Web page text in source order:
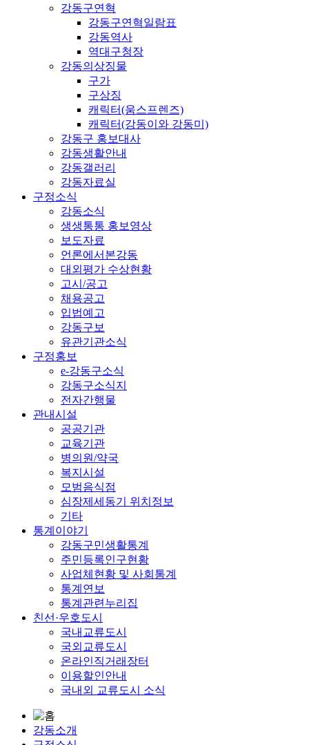
강동구연혁
강동구연혁일람표
강동역사
역대구청장
강동의상징물
구가
구상징
캐릭터(움스프렌즈)
캐릭터(강동이와 강동미)
강동구 홍보대사
강동생활안내
강동갤러리
강동자료실
구정소식
강동소식
생생통통 홍보영상
보도자료
언론에서본강동
대외평가 수상현황
고시/공고
채용공고
입법예고
강동구보
유관기관소식
구정홍보
e-강동구소식
강동구소식지
전자간행물
관내시설
공공기관
교육기관
병의원/약국
복지시설
모범음식점
심장제세동기 위치정보
기타
통계이야기
강동구민생활통계
주민등록인구현황
사업체현황 및 사회통계
통계연보
통계관련누리집
친선·우호도시
국내교류도시
국외교류도시
온라인직거래장터
이용할인안내
국내외 교류도시 소식
강동소개